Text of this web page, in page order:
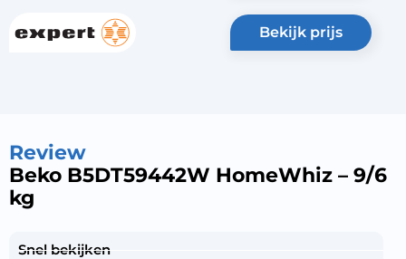
bekijk prijs
Review
Beko B5DT59442W HomeWhiz – 9/6
kg
Snel bekijken